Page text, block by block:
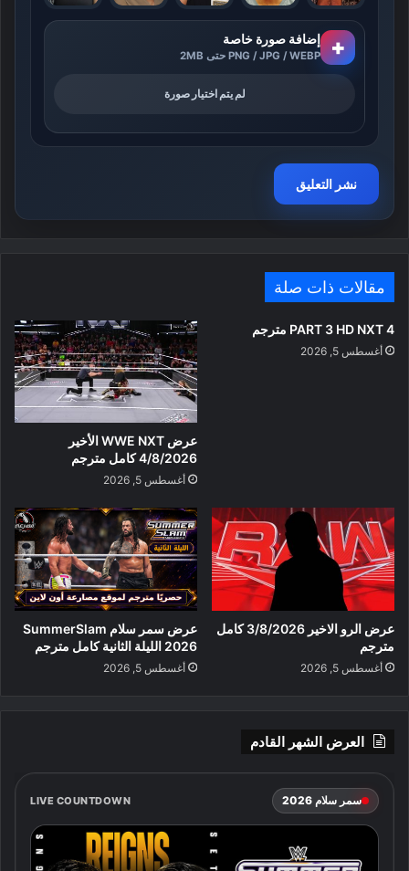
+ إضافة صورة خاصة
PNG / JPG / WEBP حتى 2MB
لم يتم اختيار صورة
مقالات ذات صلة
PART 3 HD NXT 4 مترجم
أغسطس 5, 2026
عرض WWE NXT الأخير
4/8/2026 كامل مترجم
أغسطس 5, 2026
عرض الرو الاخير 3/8/2026 كامل
مترجم
أغسطس 5, 2026
عرض سمر سلام SummerSlam
2026 الليلة الثانية كامل مترجم
أغسطس 5, 2026
العرض الشهر القادم
سمر سلام 2026 LIVE COUNTDOWN